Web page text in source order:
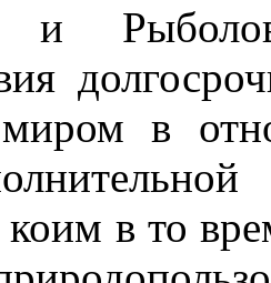
и
в
в то